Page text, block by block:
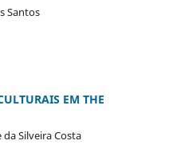
Santos
EM THE
Silveira Costa